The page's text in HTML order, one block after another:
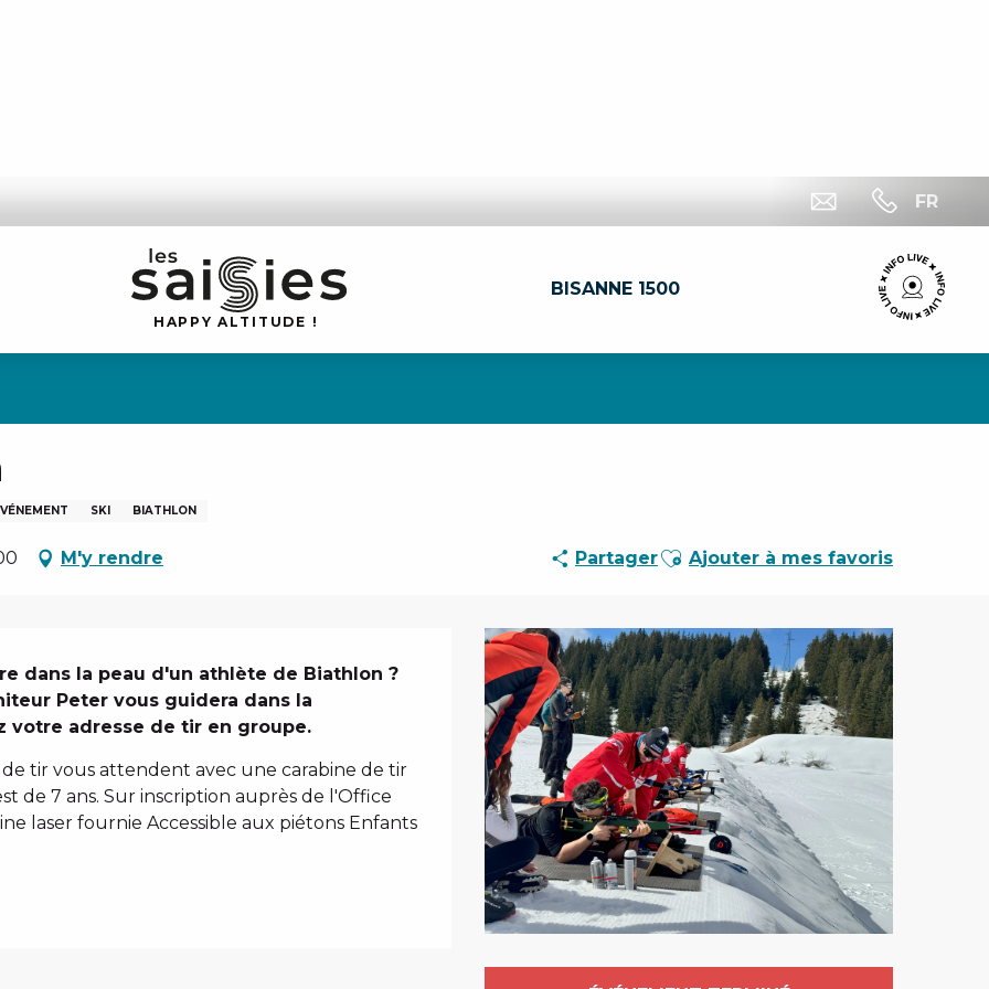
FR
HAP PY ALTI T UDE !
BISANNE 1500
SKI BIATHLON
M'y rendre PartagerAjouter aux favoris
Ajouter à mes favoris
dans la peau d'un athlète de Biathlon ?
Peter vous guidera dans la
votre adresse de tir en groupe.
tir vous attendent avec une carabine de tir
de 7 ans. Sur inscription auprès de l'Office
laser fournie Accessible aux piétons Enfants